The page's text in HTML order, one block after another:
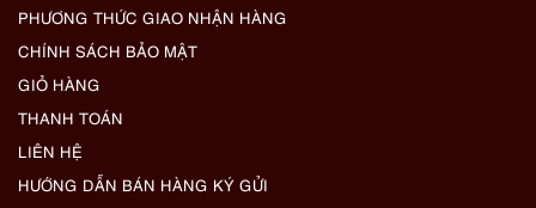
PHƯƠNG THỨC GIAO NHẬN HÀNG
CHÍNH SÁCH BẢO MẬT
GIỎ HÀNG
THANH TOÁN
LIÊN HỆ
HƯỚNG DẪN BÁN HÀNG KÝ GỬI